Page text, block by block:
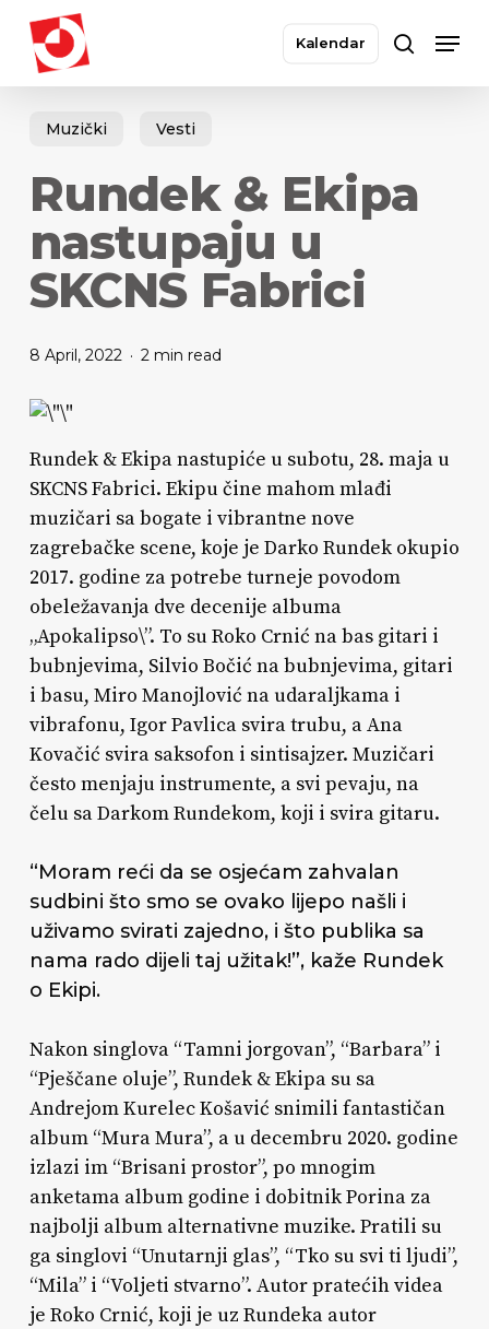
main
Kalendar search
Muzički Vesti
Rundek & Ekipa
nastupaju u
SKCNS Fabrici
8 April, 2022 2 min read
Rundek & Ekipa nastupiće u subotu, 28. maja u
SKCNS Fabrici. Ekipu čine mahom mlađi
muzičari sa bogate i vibrantne nove
zagrebačke scene, koje je Darko Rundek okupio
2017. godine za potrebe turneje povodom
obeležavanja dve decenije albuma
„Apokalipso\”. To su Roko Crnić na bas gitari i
bubnjevima, Silvio Bočić na bubnjevima, gitari
i basu, Miro Manojlović na udaraljkama i
vibrafonu, Igor Pavlica svira trubu, a Ana
Kovačić svira saksofon i sintisajzer. Muzičari
često menjaju instrumente, a svi pevaju, na
čelu sa Darkom Rundekom, koji i svira gitaru.
“Moram reći da se osjećam zahvalan
sudbini što smo se ovako lijepo našli i
uživamo svirati zajedno, i što publika sa
nama rado dijeli taj užitak!”, kaže Rundek
o Ekipi.
Nakon singlova “Tamni jorgovan”, “Barbara” i
“Pješčane oluje”, Rundek & Ekipa su sa
Andrejom Kurelec Košavić snimili fantastičan
album “Mura Mura”, a u decembru 2020. godine
izlazi im “Brisani prostor”, po mnogim
anketama album godine i dobitnik Porina za
najbolji album alternativne muzike. Pratili su
ga singlovi “Unutarnji glas”, “Tko su svi ti ljudi”,
“Mila” i “Voljeti stvarno”. Autor pratećih videa
je Roko Crnić, koji je uz Rundeka autor